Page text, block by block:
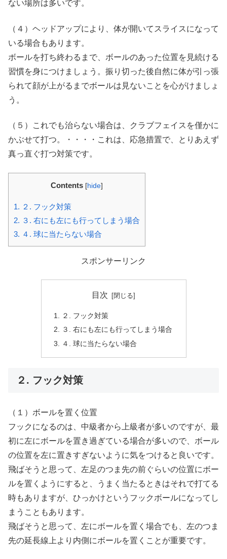
ない場所は多いです。
（４）ヘッドアップにより、体が開いてスライスになって
いる場合もあります。
ボールを打ち終わるまで、ボールのあった位置を見続ける
習慣を身につけましょう。振り切った後自然に体が引っ張
られて顔が上がるまでボールは見ないことを心がけましょ
う。
（５）これでも治らない場合は、クラブフェイスを僅かに
かぶせて打つ。・・・・これは、応急措置で、とりあえず
真っ直ぐ打つ対策です。
Contents [hide]
1. ２. フック対策
2. ３. 右にも左にも行ってしまう場合
3. ４. 球に当たらない場合
スポンサーリンク
目次
２. フック対策
３. 右にも左にも行ってしまう場合
４. 球に当たらない場合
２. フック対策
（１）ボールを置く位置
フックになるのは、中級者から上級者が多いのですが、最
初に左にボールを置き過ぎている場合が多いので、ボール
の位置を左に置きすぎないように気をつけると良いです。
飛ばそうと思って、左足のつま先の前ぐらいの位置にボー
ルを置くようにすると、うまく当たるときはそれで打てる
時もありますが、ひっかけというフックボールになってし
まうこともあります。
飛ばそうと思って、左にボールを置く場合でも、左のつま
先の延長線上より内側にボールを置くことが重要です。